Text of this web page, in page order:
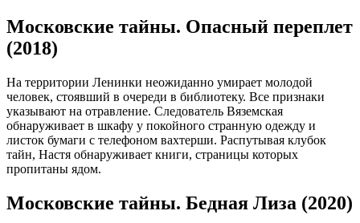
Московские тайны. Опасный переплет
(2018)
На территории Ленинки неожиданно умирает молодой
человек, стоявший в очереди в библиотеку. Все признаки
указывают на отравление. Следователь Вяземская
обнаруживает в шкафу у покойного странную одежду и
листок бумаги с телефоном вахтерши. Распутывая клубок
тайн, Настя обнаруживает книги, страницы которых
пропитаны ядом.
Московские тайны. Бедная Лиза (2020)